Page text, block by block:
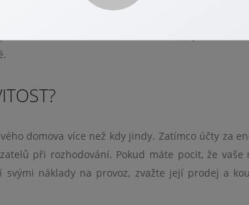
být nikdy jistý měsíčními náklady na energie.
okamžitě zdraží. Predikce se kloní spíše k
domova více než kdy jindy. Zatímco účty za
při rozhodování. Pokud máte pocit, že
náklady na provoz, zvažte její prodej a